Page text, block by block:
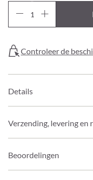
Controleer de
Details
Verzending, levering en
Beoordelingen